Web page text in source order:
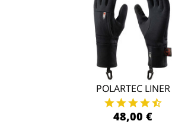
POLARTEC LINER
48,00 €